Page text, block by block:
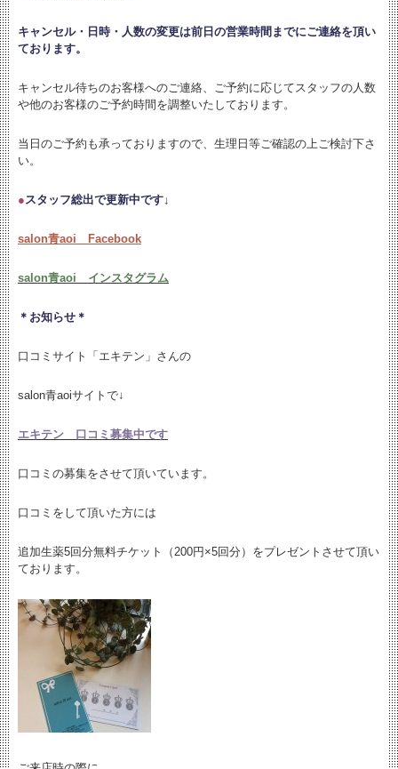
キャンセル・日時・人数の変更は前日の営業時間までにご連絡を頂い
ております。
キャンセル待ちのお客様へのご連絡、ご予約に応じてスタッフの人数
や他のお客様のご予約時間を調整いたしております。
当日のご予約も承っておりますので、生理日等ご確認の上ご検討下さ
い。
●スタッフ総出で更新中です↓
salon青aoi Facebook
salon青aoi インスタグラム
＊お知らせ＊
口コミサイト「エキテン」さんの
salon青aoiサイトで↓
エキテン 口コミ募集中です
口コミの募集をさせて頂いています。
口コミをして頂いた方には
追加生薬5回分無料チケット（200円×5回分）をプレゼントさせて頂い
ております。